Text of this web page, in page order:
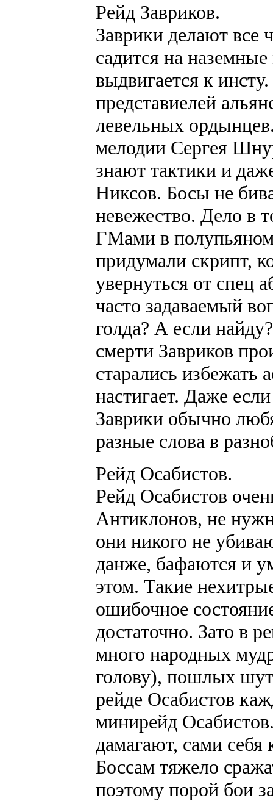
Рейд Завриков.
Заврики делают все
садится на
выдвигается к
представиелей
левельных
мелодии Сергея
знают тактики и
Никсов. Босы не
невежество. Дело в
ГМами в
придумали скрипт,
увернуться от спец
часто задаваемый
голда? А если
смерти Завриков
старались избежать
настигает. Даже
Заврики обычно
разные слова в
Рейд Осабистов.
Рейд Осабистов
Антиклонов, не
они никого не
данже, бафаются и
этом. Такие
ошибочное
достаточно. Зато в
много народных
голову), пошлых
рейде Осабистов
минирейд
дамагают, сами
Боссам тяжело
поэтому порой бои